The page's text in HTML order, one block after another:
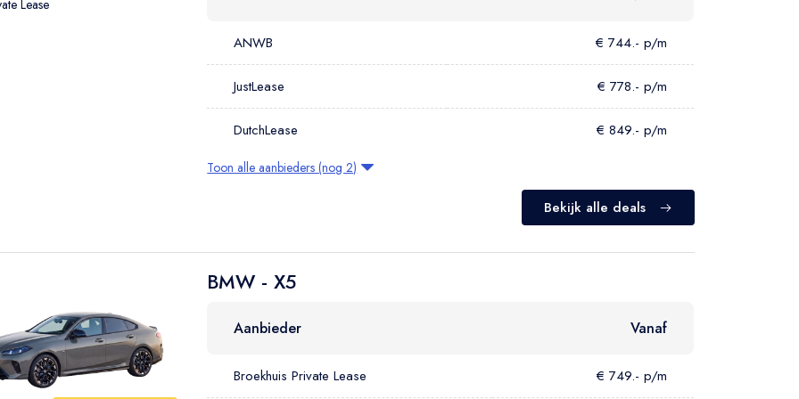
Lease
ANWB € 744.- p/m
JustLease € 778.- p/m
DutchLease € 849.- p/m
Toon alle aanbieders (nog 2)
Bekijk alle deals
BMW - X5
Aanbieder Vanaf
Broekhuis Private Lease € 749.- p/m